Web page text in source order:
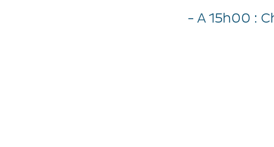
- A 15h00 :
- A partir de